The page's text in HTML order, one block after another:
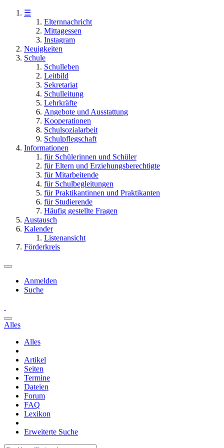
☰
Elternnachricht
Mittagessen
Instagram
Neuigkeiten
Schule
Schulleben
Leitbild
Sekretariat
Schulleitung
Lehrkräfte
Angebote und Ausstattung
Kooperationen
Schulsozialarbeit
Schulpflegschaft
Informationen
für Schülerinnen und Schüler
für Eltern und Erziehungsberechtigte
für Mitarbeitende
für Schulbegleitungen
für Praktikantinnen und Praktikanten
für Studierende
Häufig gestellte Fragen
Austausch
Kalender
Listenansicht
Förderkreis
Anmelden
Suche
Alles
Alles
Artikel
Seiten
Termine
Dateien
Forum
FAQ
Lexikon
Erweiterte Suche